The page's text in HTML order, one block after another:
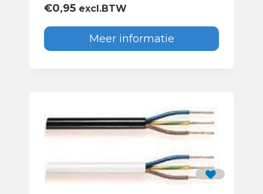
€0,95 excl.BTW
Meer informatie